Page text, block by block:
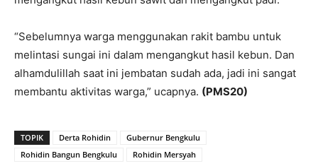
“Sebelumnya warga menggunakan rakit bambu untuk
melintasi sungai ini dalam mengangkut hasil kebun. Dan
alhamdulillah saat ini jembatan sudah ada, jadi ini sangat
membantu aktivitas warga,” ucapnya. (PMS20)
TOPIK Derta Rohidin
Gubernur Bengkulu
Rohidin Bangun Bengkulu
Rohidin Mersyah